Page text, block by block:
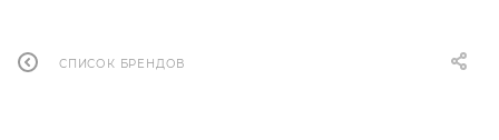
СПИСОК БРЕНДОВ